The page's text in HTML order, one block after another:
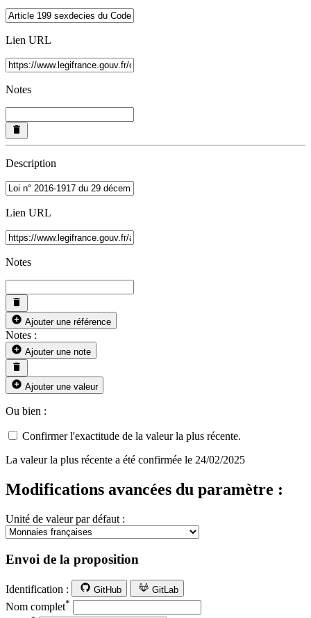
Lien URL
Notes
Description
Lien URL
Notes
Ajouter une référence
Notes :
Ajouter une note
Ajouter une valeur
Ou bien :
Confirmer l'exactitude de la valeur la plus récente.
La valeur la plus récente a été confirmée le 24/02/2025
Modifications avancées du paramètre :
Unité de valeur par défaut :
Envoi de la proposition
Identification : GitHub GitLab
Nom complet*